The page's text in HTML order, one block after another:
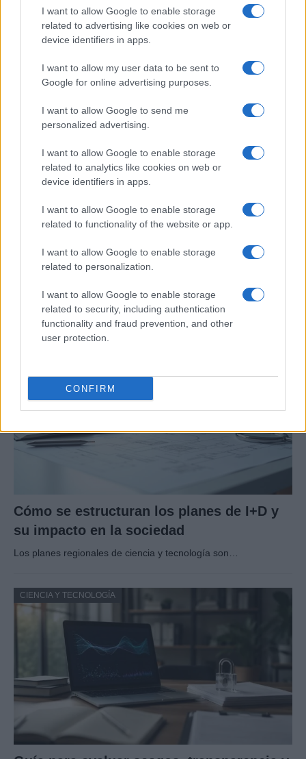
I want to allow Google to enable storage
related to advertising like cookies on web or
device identifiers in apps.
I want to allow my user data to be sent to
Google for online advertising purposes.
I want to allow Google to send me
personalized advertising.
I want to allow Google to enable storage
related to analytics like cookies on web or
device identifiers in apps.
I want to allow Google to enable storage
related to functionality of the website or app.
I want to allow Google to enable storage
related to personalization.
I want to allow Google to enable storage
related to security, including authentication
functionality and fraud prevention, and other
user protection.
CONFIRM
Un hombre compra el primer mensaje
SMS de la historia por 107.000 euros
Preview: Marvel Super Hero Squad, más
Los fans de Nintendo Wii y los superhéroes…
CIENCIA Y TECNOLOGÍA
Cómo se estructuran los planes de I+D y
su impacto en la sociedad
Los planes regionales de ciencia y tecnología son…
CIENCIA Y TECNOLOGÍA